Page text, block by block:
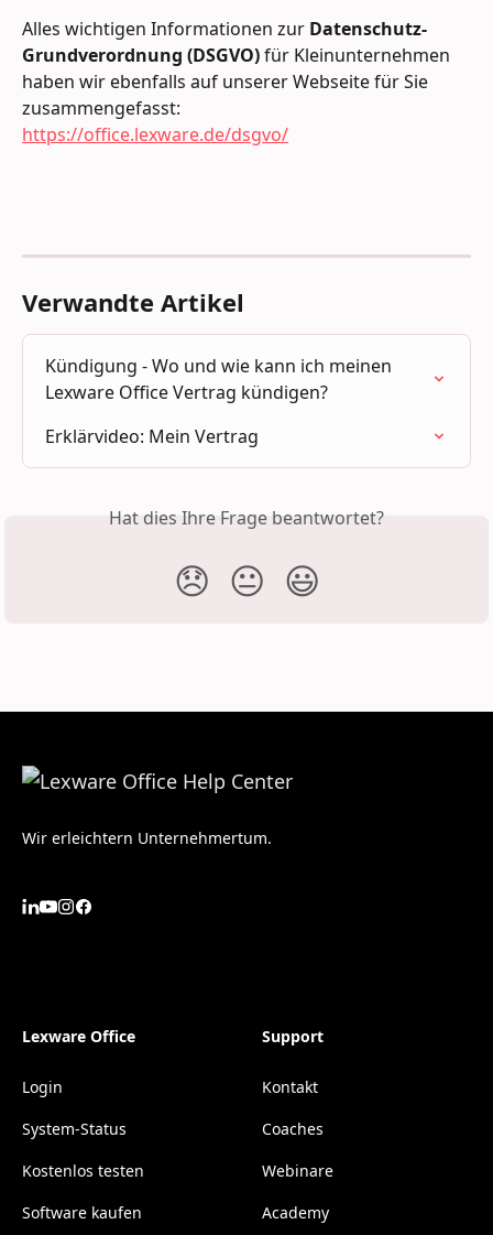
Alles wichtigen Informationen zur Datenschutz-
Grundverordnung (DSGVO) für Kleinunternehmen
haben wir ebenfalls auf unserer Webseite für Sie
zusammengefasst:
https://office.lexware.de/dsgvo/
Verwandte Artikel
Kündigung - Wo und wie kann ich meinen
Lexware Office Vertrag kündigen?
Erklärvideo: Mein Vertrag
Hat dies Ihre Frage beantwortet?
😞 😐 😃
Wir erleichtern Unternehmertum.
Lexware Office
Login
System-Status
Kostenlos testen
Software kaufen
Support
Kontakt
Coaches
Webinare
Academy